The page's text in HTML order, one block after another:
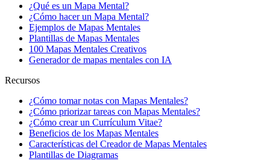
¿Qué es un Mapa Mental?
¿Cómo hacer un Mapa Mental?
Ejemplos de Mapas Mentales
Plantillas de Mapas Mentales
100 Mapas Mentales Creativos
Generador de mapas mentales con IA
Recursos
¿Cómo tomar notas con Mapas Mentales?
¿Cómo priorizar tareas con Mapas Mentales?
¿Cómo crear un Currículum Vitae?
Beneficios de los Mapas Mentales
Características del Creador de Mapas Mentales
Plantillas de Diagramas